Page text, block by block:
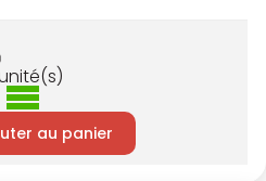
au panier